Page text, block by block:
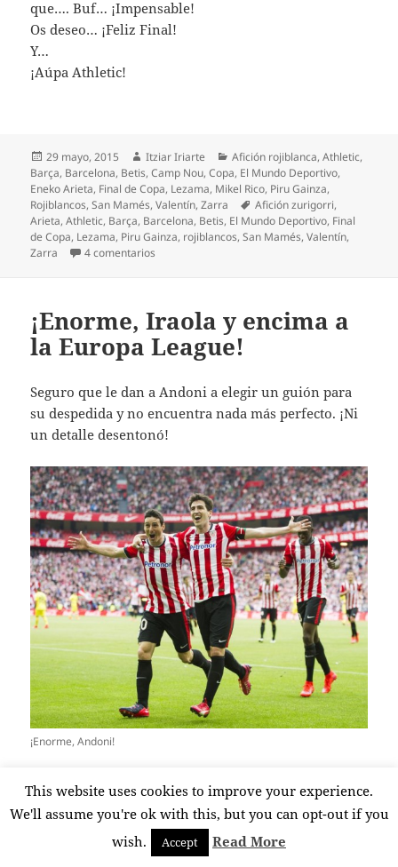
que…. Buf… ¡Impensable!
Os deseo… ¡Feliz Final!
Y…
¡Aúpa Athletic!
Publicado
el
29 mayo, 2015 Autor
Itziar Iriarte Categorías
Afición rojiblanca,Athletic,
Barça, Barcelona, Betis,Camp Nou,Copa, El Mundo Deportivo,
Eneko Arieta, Final de Copa, Lezama, Mikel Rico, Piru Gainza,
Rojiblancos,San Mamés,Valentín,Zarra Etiquetas
Afición zurigorri,
Arieta,Athletic, Barça, Barcelona, Betis, El Mundo Deportivo, Final
de Copa, Lezama, Piru Gainza, rojiblancos,San Mamés,Valentín,
Zarra
4 comentarios
¡Enorme, Iraola y encima a
la Europa League!
Seguro que le dan a Andoni a elegir un guión para
su despedida y no encuentra nada más perfecto. ¡Ni
un detalle desentonó!
¡Enorme, Andoni!
El partido que jugó ayer hace replantearse su
despedida. Pero como dijo él el Athletic es mucha
responsabilidad y mejor despedirse en la cresta de la
ola que malamente. Su cambio a interior derecho
This website uses cookies to improve your experience.
We'll assume you're ok with this, but you can opt-out if you
wish.
Accept Read More